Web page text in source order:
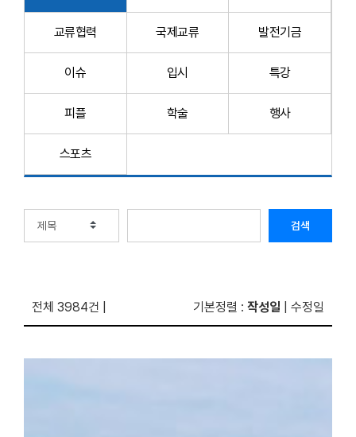
교류협력 국제교류 발전기금
이슈 입시 특강
피플 학술 행사
스포츠
검색
전체 3984건 기본정렬 : 작성일 수정일